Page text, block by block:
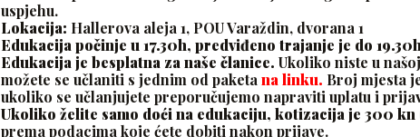
uspjehu.
Lokacija: Hallerova aleja 1, POU Varaždin, dvorana 1
Edukacija počinje u 17.30h, predviđeno trajanje je do
Edukacija je besplatna za naše članice. Ukoliko niste u
možete se učlaniti s jednim od paketa na linku. Broj mjesta
ukoliko se učlanjujete preporučujemo napraviti uplatu i
Ukoliko želite samo doći na edukaciju, kotizacija je 300 kn
prema podacima koje ćete dobiti nakon prijave.